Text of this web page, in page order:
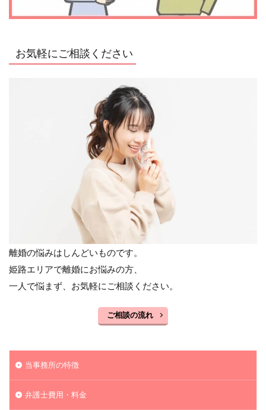
お気軽にご相談ください
離婚の悩みはしんどいものです。
姫路エリアで離婚にお悩みの方、
一人で悩まず、お気軽にご相談ください。
ご相談の流れ
当事務所の特徴
弁護士費用・料金